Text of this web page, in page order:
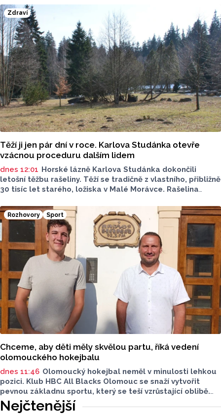
uzavřena na deset let a zajistí dopravní obslužnost města
nad rámec regionálních linek objednávaných Olomouckým
krajem.
Zdraví
Těží ji jen pár dní v roce. Karlova Studánka otevře
vzácnou proceduru dalším lidem
dnes 12:01 Horské lázně Karlova Studánka dokončili
letošní těžbu rašeliny. Těží se tradičně z vlastního, přibližně
30 tisíc let starého, ložiska v Malé Morávce. Rašelina
právě během několika letních dnů, aby doplnily zásoby pro
léčebné procedury. Nově léčebné zábal budou moct
využít i samoplátci.
Rozhovory Sport
Chceme, aby děti měly skvělou partu, říká vedení
olomouckého hokejbalu
dnes 11:46 Olomoucký hokejbal neměl v minulosti lehkou
pozici. Klub HBC All Blacks Olomouc se snaží vytvořit
pevnou základnu sportu, který se teší vzrůstající oblibě.
Desítky mladých hokejbalistů, reprezentantka i ambice
vybudovat vlastní zázemí - to je olomoucký hokejbal.
Nejčtenější